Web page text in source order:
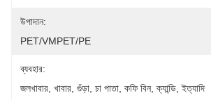
উপাদান:
PET/VMPET/PE
ব্যবহার:
জলখাবার, খাবার, গুঁড়া, চা পাতা, কফি বিন, ক্যান্ডি, ইত্যাদি